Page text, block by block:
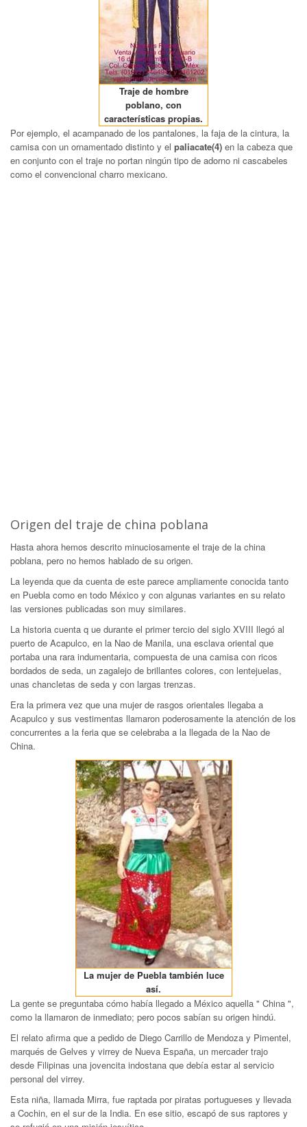
Traje de hombre
poblano, con
características propias.
Por ejemplo, el acampanado de los pantalones, la faja de la cintura, la
camisa con un ornamentado distinto y el paliacate(4) en la cabeza que
en conjunto con el traje no portan ningún tipo de adorno ni cascabeles
como el convencional charro mexicano.
Origen del traje de china poblana
Hasta ahora hemos descrito minuciosamente el traje de la china
poblana, pero no hemos hablado de su origen.
La leyenda que da cuenta de este parece ampliamente conocida tanto
en Puebla como en todo México y con algunas variantes en su relato
las versiones publicadas son muy similares.
La historia cuenta q ue durante el primer tercio del siglo XVIII llegó al
puerto de Acapulco, en la Nao de Manila, una esclava oriental que
portaba una rara indumentaria, compuesta de una camisa con ricos
bordados de seda, un zagalejo de brillantes colores, con lentejuelas,
unas chancletas de seda y con largas trenzas.
Era la primera vez que una mujer de rasgos orientales llegaba a
Acapulco y sus vestimentas llamaron poderosamente la atención de los
concurrentes a la feria que se celebraba a la llegada de la Nao de
China.
La mujer de Puebla también luce
así.
La gente se preguntaba cómo había llegado a México aquella " China ",
como la llamaron de inmediato; pero pocos sabían su origen hindú.
El relato afirma que a pedido de Diego Carrillo de Mendoza y Pimentel,
marqués de Gelves y virrey de Nueva España, un mercader trajo
desde Filipinas una jovencita indostana que debía estar al servicio
personal del virrey.
Esta niña, llamada Mirra, fue raptada por piratas portugueses y llevada
a Cochin, en el sur de la India. En ese sitio, escapó de sus raptores y